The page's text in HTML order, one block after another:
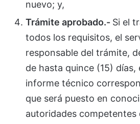
nuevo; y,
Trámite aprobado.- Si el
todos los requisitos, el
responsable del trámite,
de hasta quince (15) días,
informe técnico
que será puesto en
autoridades competentes